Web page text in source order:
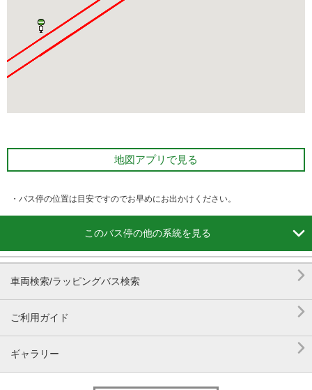
地図アプリで見る
・バス停の位置は目安ですのでお早めにお出かけください。
このバス停の他の系統を見る 
車両検索/ラッピングバス検索 
ご利用ガイド 
ギャラリー 